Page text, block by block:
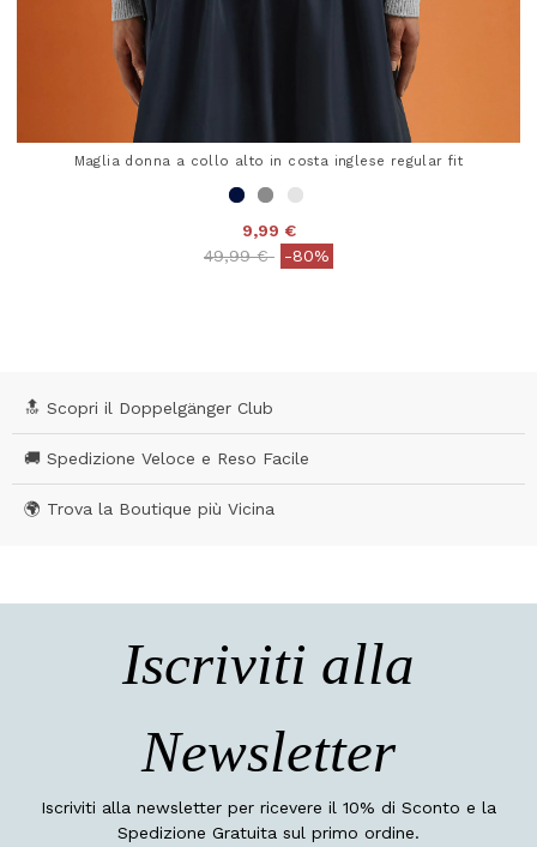
Maglia donna a collo alto in costa inglese regular fit
9,99 €
Price reduced from
49,99 €to-80%
🔝 Scopri il Doppelgänger Club
🚚 Spedizione Veloce e Reso Facile
🌍 Trova la Boutique più Vicina
Iscriviti alla
Newsletter
Iscriviti alla newsletter per ricevere il 10% di Sconto e la
Spedizione Gratuita sul primo ordine.